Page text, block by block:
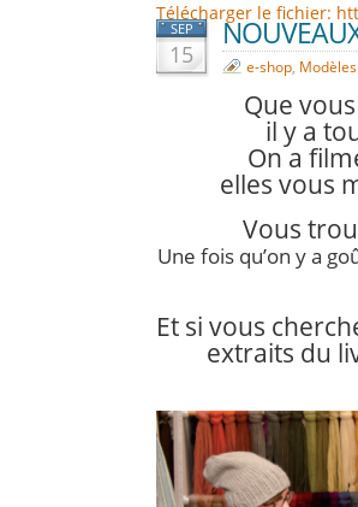
Télécharger le fichier:
00:00
SEP
15 e-shop,
Que
il y a
On a
elles vous
Vous
Une fois qu’on y a
Et si vous
extraits du